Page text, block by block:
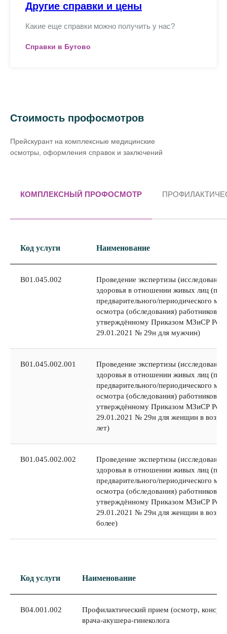
Другие справки и цены
Какие еще справки можно получить у нас?
Справки в Бутово
Стоимость профосмотров
Прейскурант на комплексные медицинские
осмотры, оформления справок и заключений
КОМПЛЕКСНЫЙ ПРОФОСМОТР
Код услуги Наименование
B01.045.002
Проведение экспертизы
здоровья в отношении живых лиц
предварительного/периодического
осмотра (обследования) работников
утверждённому Приказом МЗиСР
29.01.2021 № 29н для мужчин)
B01.045.002.001
Проведение экспертизы
здоровья в отношении живых лиц
предварительного/периодического
осмотра (обследования) работников
утверждённому Приказом МЗиСР
29.01.2021 № 29н для женщин в
лет)
B01.045.002.002
Проведение экспертизы
здоровья в отношении живых лиц
предварительного/периодического
осмотра (обследования) работников
утверждённому Приказом МЗиСР
29.01.2021 № 29н для женщин в
более)
Код услуги Наименование
В04.001.002
Профилактический прием (осмотр,
врача-акушера-гинеколога